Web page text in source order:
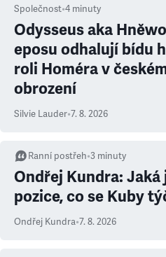
Společnost•4 minuty
Odysseus aka
eposu odhalují bídu
roli Homéra v
obrození
Silvie Lauder•7. 8. 2026
Ranní postřeh•3 minuty
Ondřej Kundra: Jaká
pozice, co se Kuby
Ondřej Kundra•7. 8. 2026